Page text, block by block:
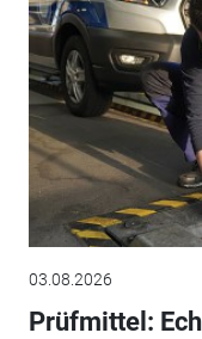
03.08.2026
Prüfmittel: